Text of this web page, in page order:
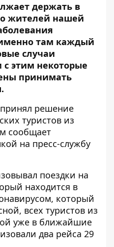
держать в
жителей нашей
там каждый
случаи
этим некоторые
принимать
принял решение
туристов из
сообщает
на пресс-службу
поездки на
находится в
который
всех туристов из
уже в ближайшие
два рейса 29